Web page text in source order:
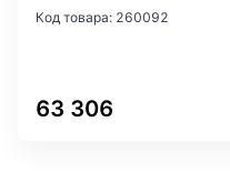
Код товара: 260092
63 306